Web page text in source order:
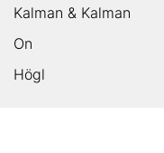
Kalman & Kalman
On
Högl